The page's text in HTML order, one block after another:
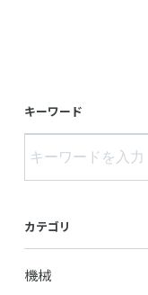
キーワード
カテゴリ
機械